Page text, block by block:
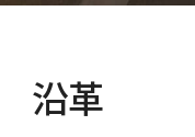
沿革